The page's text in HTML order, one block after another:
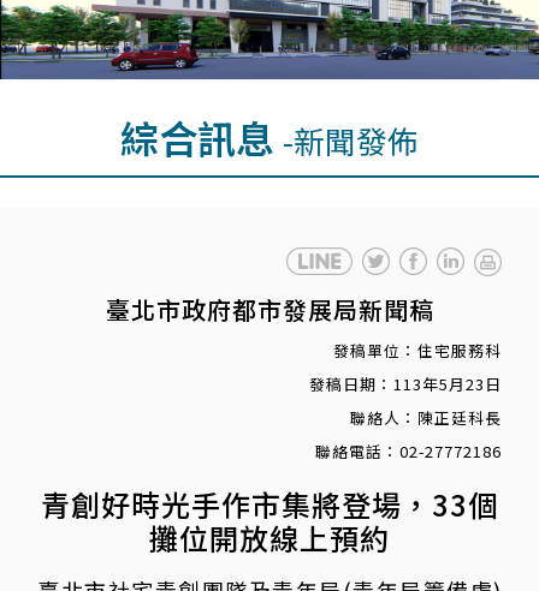
綜合訊息 -新聞發佈
臺北市政府都市發展局新聞稿
發稿單位：住宅服務科
發稿日期：113年5月23日
聯絡人：陳正廷科長
聯絡電話：02-27772186
青創好時光手作市集將登場，33個
攤位開放線上預約